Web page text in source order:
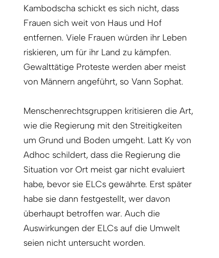
Kambodscha schickt es sich nicht, dass
Frauen sich weit von Haus und Hof
entfernen. Viele Frauen würden ihr Leben
riskieren, um für ihr Land zu kämpfen.
Gewalttätige Proteste werden aber meist
von Männern angeführt, so Vann Sophat.
Menschenrechtsgruppen kritisieren die Art,
wie die Regierung mit den Streitigkeiten
um Grund und Boden umgeht. Latt Ky von
Adhoc schildert, dass die Regierung die
Situation vor Ort meist gar nicht evaluiert
habe, bevor sie ELCs gewährte. Erst später
habe sie dann festgestellt, wer davon
überhaupt betroffen war. Auch die
Auswirkungen der ELCs auf die Umwelt
seien nicht untersucht worden.